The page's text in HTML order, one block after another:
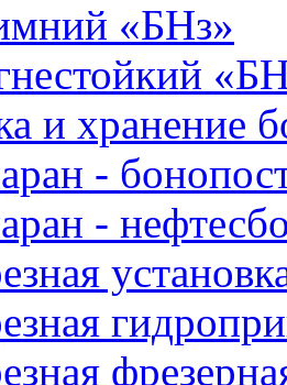
«БНз»
и хранение
-
-